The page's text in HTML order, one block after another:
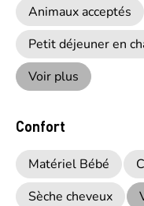
Animaux acceptés
Petit déjeuner en
Voir plus
Confort
Matériel Bébé
Sèche cheveux